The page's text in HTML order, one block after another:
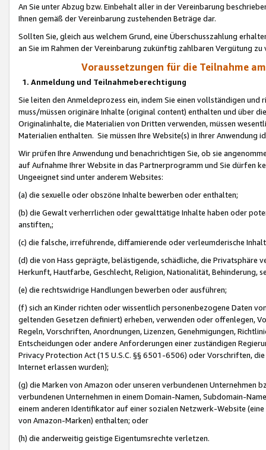
An Sie unter Abzug bzw. Einbehalt aller in der Vereinbarung
Ihnen gemäß der Vereinbarung zustehenden Beträge dar.
Sollten Sie, gleich aus welchem Grund, eine Überschusszahlung
an Sie im Rahmen der Vereinbarung zukünftig zahlbaren Vergütung zu
Voraussetzungen für die Teilnahme
1. Anmeldung und Teilnahmeberechtigung
Sie leiten den Anmeldeprozess ein, indem Sie einen vollständigen
muss/müssen originäre Inhalte (original content) enthalten und über
Originalinhalte, die Materialien von Dritten verwenden, müssen
Materialien enthalten. Sie müssen Ihre Website(s) in Ihrer Anwendung
Wir prüfen Ihre Anwendung und benachrichtigen Sie, ob sie
auf Aufnahme Ihrer Website in das Partnerprogramm und Sie dürfen
Ungeeignet sind unter anderem Websites:
(a) die sexuelle oder obszöne Inhalte bewerben oder enthalten;
(b) die Gewalt verherrlichen oder gewalttätige Inhalte haben oder
anstiften,;
(c) die falsche, irreführende, diffamierende oder verleumderische
(d) die von Hass geprägte, belästigende, schädliche, die Privatsphäre
Herkunft, Hautfarbe, Geschlecht, Religion, Nationalität, Behinderung,
(e) die rechtswidrige Handlungen bewerben oder ausführen;
(f) sich an Kinder richten oder wissentlich personenbezogene Daten
geltenden Gesetzen definiert) erheben, verwenden oder offenlegen,
Regeln, Vorschriften, Anordnungen, Lizenzen, Genehmigungen,
Entscheidungen oder andere Anforderungen einer zuständigen
Privacy Protection Act (15 U.S.C. §§ 6501-6506) oder Vorschriften,
Internet erlassen wurden);
(g) die Marken von Amazon oder unseren verbundenen Unternehmen
verbundenen Unternehmen in einem Domain-Namen, Subdomain-
einem anderen Identifikator auf einer sozialen Netzwerk-Website
von Amazon-Marken) enthalten; oder
(h) die anderweitig geistige Eigentumsrechte verletzen.